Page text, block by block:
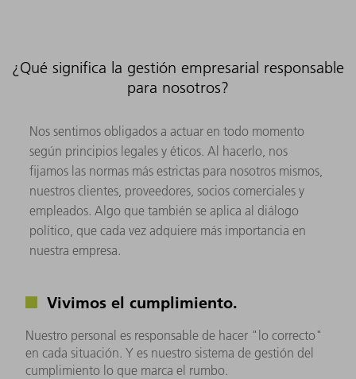
¿Qué significa la gestión empresarial responsable
para nosotros?
Nos sentimos obligados a actuar en todo momento
según principios legales y éticos. Al hacerlo, nos
fijamos las normas más estrictas para nosotros mismos,
nuestros clientes, proveedores, socios comerciales y
empleados. Algo que también se aplica al diálogo
político, que cada vez adquiere más importancia en
nuestra empresa.
Vivimos el cumplimiento.
Nuestro personal es responsable de hacer "lo correcto"
en cada situación. Y es nuestro sistema de gestión del
cumplimiento lo que marca el rumbo.